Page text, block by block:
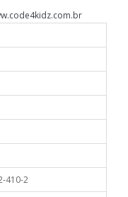
410-2